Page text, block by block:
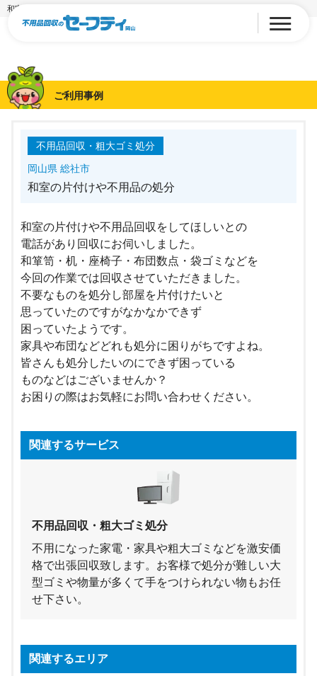
和室の片付けや不用品の処分
ご利用事例
不用品回収・粗大ゴミ処分
岡山県 総社市
和室の片付けや不用品の処分
和室の片付けや不用品回収をしてほしいとの
電話があり回収にお伺いしました。
和箪笥・机・座椅子・布団数点・袋ゴミなどを
今回の作業では回収させていただきました。
不要なものを処分し部屋を片付けたいと
思っていたのですがなかなかできず
困っていたようです。
家具や布団などどれも処分に困りがちですよね。
皆さんも処分したいのにできず困っている
ものなどはございませんか？
お困りの際はお気軽にお問い合わせください。
関連するサービス
不用品回収・粗大ゴミ処分
不用になった家電・家具や粗大ゴミなどを激安価
格で出張回収致します。お客様で処分が難しい大
型ゴミや物量が多くて手をつけられない物もお任
せ下さい。
関連するエリア